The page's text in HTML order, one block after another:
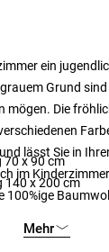
ein
Grund
mögen. Die
lässt Sie in
im
100%ige
70 x 90 cm
140 x 200 cm
Mehr